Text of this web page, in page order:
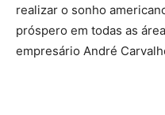
realizar o sonho
próspero em todas as
empresário André